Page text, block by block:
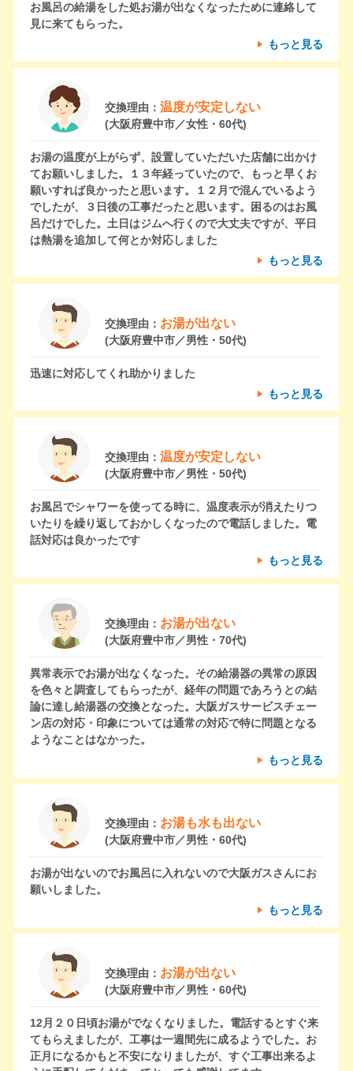
お風呂の給湯をした処お湯が出なくなったために連絡して
見に来てもらった。
もっと見る
交換理由： 温度が安定しない
(大阪府豊中市／女性・60代)
お湯の温度が上がらず、設置していただいた店舗に出かけ
てお願いしました。１３年経っていたので、もっと早くお
願いすれば良かったと思います。１２月で混んでいるよう
でしたが、３日後の工事だったと思います。困るのはお風
呂だけでした。土日はジムへ行くので大丈夫ですが、平日
は熱湯を追加して何とか対応しました
もっと見る
交換理由： お湯が出ない
(大阪府豊中市／男性・50代)
迅速に対応してくれ助かりました
もっと見る
交換理由： 温度が安定しない
(大阪府豊中市／男性・50代)
お風呂でシャワーを使ってる時に、温度表示が消えたりつ
いたりを繰り返しておかしくなったので電話しました。電
話対応は良かったです
もっと見る
交換理由： お湯が出ない
(大阪府豊中市／男性・70代)
異常表示でお湯が出なくなった。その給湯器の異常の原因
を色々と調査してもらったが、経年の問題であろうとの結
論に達し給湯器の交換となった。大阪ガスサービスチェー
ン店の対応・印象については通常の対応で特に問題となる
ようなことはなかった。
もっと見る
交換理由： お湯も水も出ない
(大阪府豊中市／男性・60代)
お湯が出ないのでお風呂に入れないので大阪ガスさんにお
願いしました。
もっと見る
交換理由： お湯が出ない
(大阪府豊中市／男性・60代)
12月２０日頃お湯がでなくなりました。電話するとすぐ来
てもらえましたが、工事は一週間先に成るようでした。お
正月になるかもと不安になりましたが、すぐ工事出来るよ